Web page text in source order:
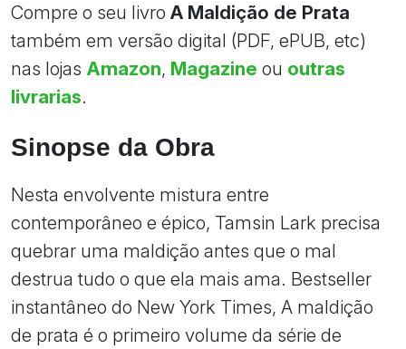
Compre o seu livro A Maldição de Prata
também em versão digital (PDF, ePUB, etc)
nas lojas Amazon, Magazine ou outras
livrarias.
Sinopse da Obra
Nesta envolvente mistura entre
contemporâneo e épico, Tamsin Lark precisa
quebrar uma maldição antes que o mal
destrua tudo o que ela mais ama. Bestseller
instantâneo do New York Times, A maldição
de prata é o primeiro volume da série de